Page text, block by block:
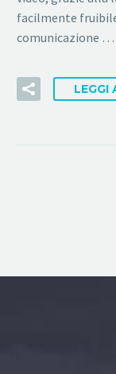
facilmente
comunicazione …
LEGGI